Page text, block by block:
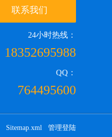
联系我们
24小时热线：
18352695988
QQ：
764495600
Sitemap.xml 管理登陆